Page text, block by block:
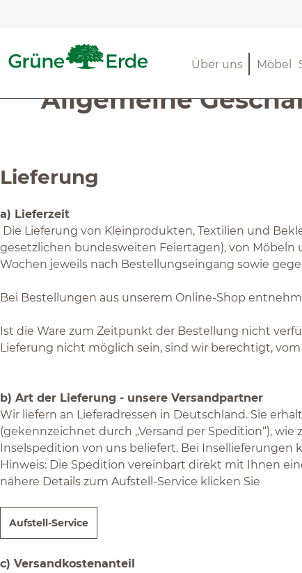
Möbel
Über uns
Allgemeine
Lieferung
a) Lieferzeit
Die Lieferung von Kleinprodukten, Textilien und
gesetzlichen bundesweiten Feiertagen), von Möbeln
Wochen jeweils nach Bestellungseingang sowie
Bei Bestellungen aus unserem Online-Shop
Ist die Ware zum Zeitpunkt der Bestellung nicht
Lieferung nicht möglich sein, sind wir berechtigt,
b) Art der Lieferung - unsere Versandpartner
Wir liefern an Lieferadressen in Deutschland. Sie
(gekennzeichnet durch „Versand per Spedition“),
Inselspedition von uns beliefert. Bei Insellieferungen
Hinweis: Die Spedition vereinbart direkt mit Ihnen
nähere Details zum Aufstell-Service klicken Sie
Aufstell-Service
c) Versandkostenanteil